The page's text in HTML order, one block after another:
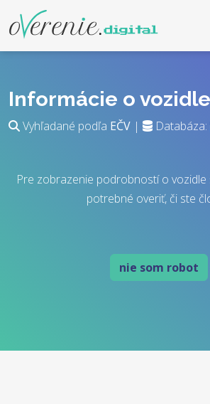
Informácie o vozidle
Vyhľadané podľa EČV | Databáza:
Pre zobrazenie podrobností o vozidle
potrebné overiť, či ste
nie som robot